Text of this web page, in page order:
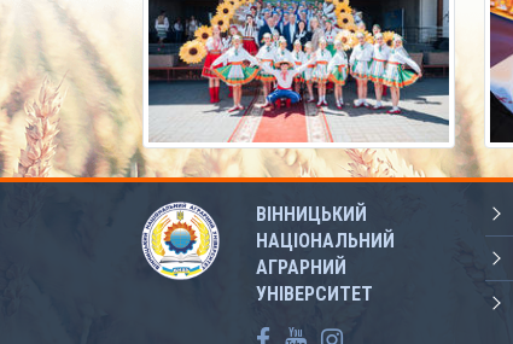
ВІННИЦЬКИЙ
НАЦІОНАЛЬНИЙ
АГРАРНИЙ
УНІВЕРСИТЕТ